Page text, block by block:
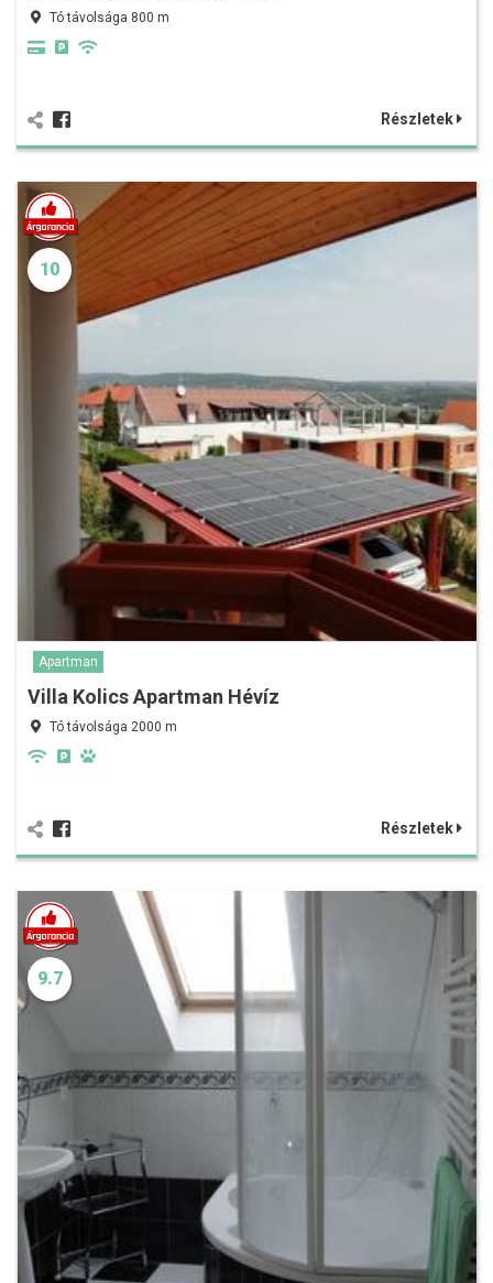
Tó távolsága 800 m
Részletek
10
Apartman
Villa Kolics Apartman Hévíz
Tó távolsága 2000 m
Részletek
9.7